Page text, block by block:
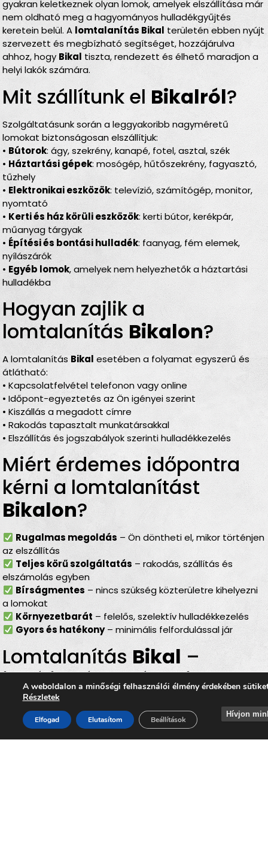
gyakran keletkeznek olyan lomok, amelyek elszállítása már
nem oldható meg a hagyományos hulladékgyűjtés
keretein belül. A lomtalanítás Bikal területén ebben nyújt
szervezett és megbízható segítséget, hozzájárulva
ahhoz, hogyBikal tiszta, rendezett és élhető maradjon a
helyi lakók számára.
Mit szállítunk el Bikalról?
Szolgáltatásunk során a leggyakoribb nagyméretű
lomokat biztonságosan elszállítjuk:
• Bútorok: ágy, szekrény, kanapé, fotel, asztal, szék
• Háztartási gépek: mosógép, hűtőszekrény, fagyasztó,
tűzhely
• Elektronikai eszközök: televízió, számítógép, monitor,
nyomtató
• Kerti és ház körüli eszközök: kerti bútor, kerékpár,
műanyag tárgyak
• Építési és bontási hulladék: faanyag, fém elemek,
nyílászárók
• Egyéb lomok, amelyek nem helyezhetők a háztartási
hulladékba
Hogyan zajlik a
lomtalanítás Bikalon?
A lomtalanítás Bikal esetében a folyamat egyszerű és
átlátható:
• Kapcsolatfelvétel telefonon vagy online
• Időpont-egyeztetés az Ön igényei szerint
• Kiszállás a megadott címre
• Rakodás tapasztalt munkatársakkal
• Elszállítás és jogszabályok szerinti hulladékkezelés
Miért érdemes időpontra
kérni a lomtalanítást
Bikalon?
Rugalmas megoldás – Ön döntheti el, mikor történjen
az elszállítás
Teljes körű szolgáltatás – rakodás, szállítás és
elszámolás egyben
Bírságmentes – nincs szükség közterületre kihelyezni
a lomokat
Környezetbarát – felelős, szelektív hulladékkezelés
Gyors és hatékony– minimális felfordulással jár
Lomtalanítás Bikal –
ideális választás minden
helyzetben
Akárköltözésről, lakásfelújításról, garázs- vagy
pinceürítésről, irodai selejtezésről vagy egy nagyobb
A weboldalon a minőségi felhasználói élmény érdekében
Részletek
Elfogad Elutasítom Beállítások
Hívjon